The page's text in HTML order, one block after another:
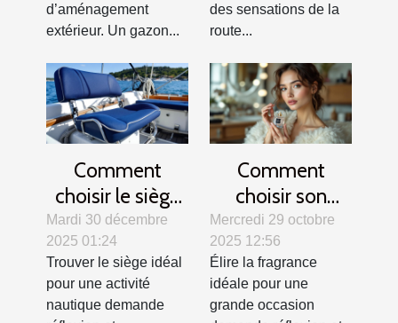
d’aménagement
extérieur. Un gazon...
des sensations de la
route...
Comment
choisir le siège
idéal pour votre
activité
nautique ?
Mardi 30 décembre
2025 01:24
Trouver le siège idéal
pour une activité
nautique demande
Comment
choisir son
parfum pour les
grandes
occasions ?
Mercredi 29 octobre
2025 12:56
Élire la fragrance
idéale pour une
grande occasion